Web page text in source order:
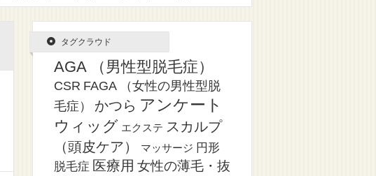
タグクラウド
AGA （男性型脱毛症）
CSR FAGA （女性の男性型脱
毛症）
かつら アンケート
ウィッグ エクステ スカルプ
（頭皮ケア）
マッサージ 円形
脱毛症 医療用 女性の薄毛・抜